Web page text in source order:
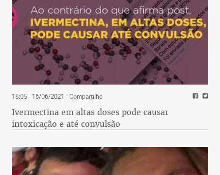
18:05 - 16/06/2021 - Compartilhe
Ivermectina em altas doses pode causar
intoxicação e até convulsão